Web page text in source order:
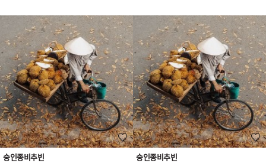
숭인종비추빈 숭인종비추빈